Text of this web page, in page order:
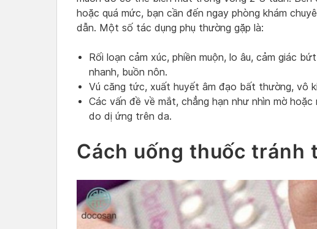
hoặc quá mức, bạn cần đến ngay phòng khám
dẫn. Một số tác dụng phụ thường gặp là:
Rối loạn cảm xúc, phiền muộn, lo âu, cảm giác
nhanh, buồn nôn.
Vú căng tức, xuất huyết âm đạo bất thường, vô
Các vấn đề về mắt, chẳng hạn như nhìn mờ
do dị ứng trên da.
Cách uống thuốc tránh